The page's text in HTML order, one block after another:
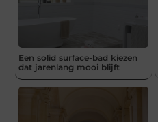
Een solid surface-bad kiezen
dat jarenlang mooi blijft